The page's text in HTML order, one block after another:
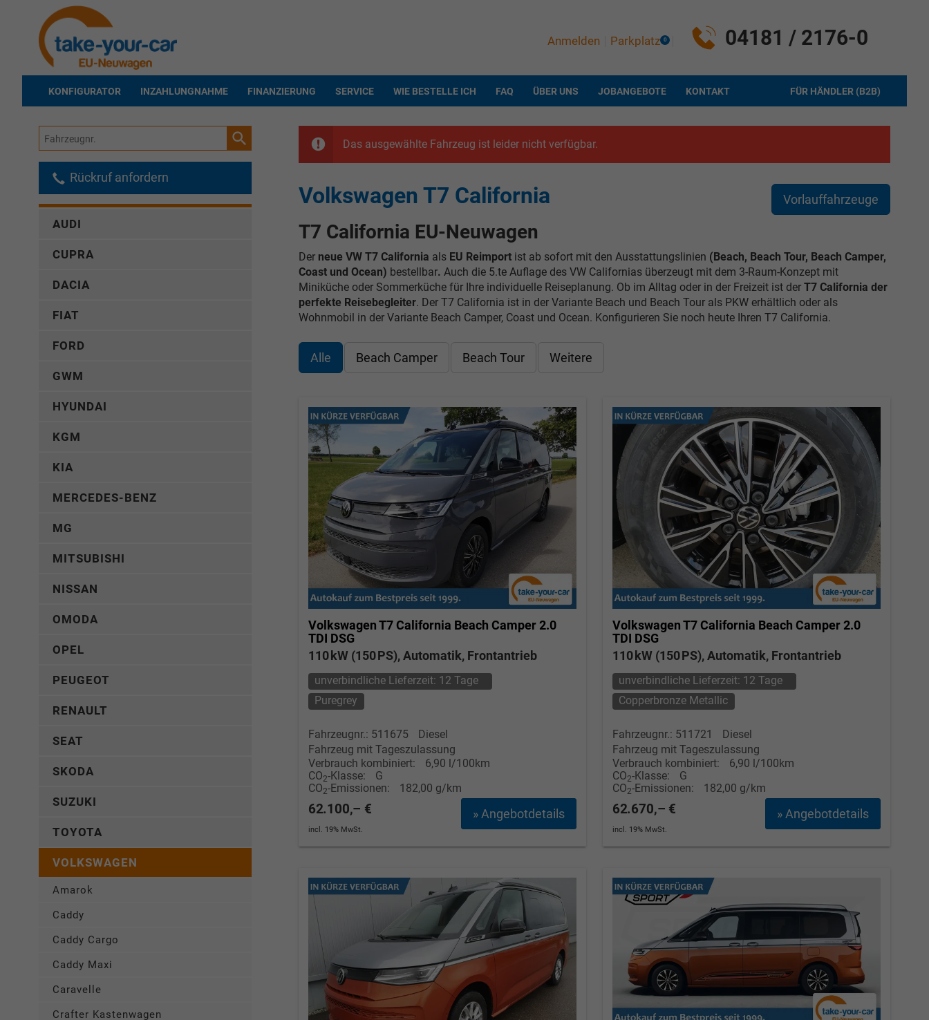
04181 / 2176-0
Anmelden Parkplatz 0
KONFIGURATOR INZAHLUNGNAHME FINANZIERUNG SERVICE WIE BESTELLE ICH FAQ ÜBER UNS JOBANGEBOTE FÜR HÄNDLER (B2B)
KONTAKT
Das ausgewählte Fahrzeug ist leider nicht verfügbar.
Vorlauffahrzeuge
Volkswagen T7 California
T7 California EU-Neuwagen
Der neue VW T7 California als EU Reimportist ab sofort mit den Ausstattungslinien (Beach, Beach Tour, Beach Camper,
Coast und Ocean) bestellbar. Auch die 5.te Auflage des VW Californias überzeugt mit dem 3-Raum-Konzept mit
Miniküche oder Sommerküche für Ihre individuelle Reiseplanung. Ob im Alltag oder in der Freizeit ist derT7 California der
perfekte Reisebegleiter. Der T7 California ist in der Variante Beach und Beach Tour als PKW erhältlich oder als
Wohnmobil in der Variante Beach Camper, Coast und Ocean. Konfigurieren Sie noch heute Ihren T7 California.
Alle Beach Camper Beach Tour Weitere
Volkswagen T7 California Beach Camper 2.0
TDI DSG
110 kW (150 PS), Automatik, Frontantrieb
unverbindliche Lieferzeit: 12 Tage
Puregrey
Fahrzeugnr.: 511675
Diesel
Fahrzeug mit Tageszulassung
Verbrauch kombiniert:
6,90 l/100km
CO2-Klasse:
G
CO2-Emissionen: 182,00 g/km
» Angebotdetails
62.100,– €
incl. 19% MwSt.
Volkswagen T7 California Beach Camper 2.0
TDI DSG
110 kW (150 PS), Automatik, Frontantrieb
unverbindliche Lieferzeit: 12 Tage
Copperbronze Metallic
Fahrzeugnr.: 511721
Diesel
Fahrzeug mit Tageszulassung
Verbrauch kombiniert:
6,90 l/100km
CO2-Klasse:
G
CO2-Emissionen: 182,00 g/km
» Angebotdetails
62.670,– €
incl. 19% MwSt.
Fahrzeugnr.
Rückruf anfordern
AUDI
CUPRA
DACIA
FIAT
FORD
GWM
HYUNDAI
KGM
KIA
MERCEDES-BENZ
MG
MITSUBISHI
NISSAN
OMODA
OPEL
PEUGEOT
RENAULT
SEAT
SKODA
SUZUKI
TOYOTA
VOLKSWAGEN
Amarok
Caddy
Caddy Cargo
Caddy Maxi
Caravelle
Crafter Kastenwagen